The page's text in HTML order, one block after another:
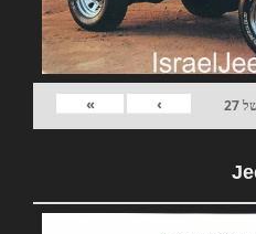
27
›
»